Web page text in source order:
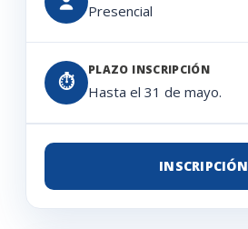
Presencial
⏱
PLAZO INSCRIPCIÓN
Hasta el 31 de mayo.
INSCRIPCIÓN